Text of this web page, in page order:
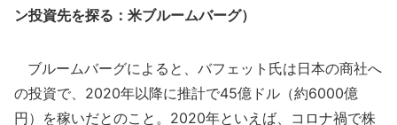
ン投資先を探る：米ブルームバーグ）
ブルームバーグによると、バフェット氏は日本の商社へ
の投資で、2020年以降に推計で45億ドル（約6000億
円）を稼いだとのこと。2020年といえば、コロナ禍で株